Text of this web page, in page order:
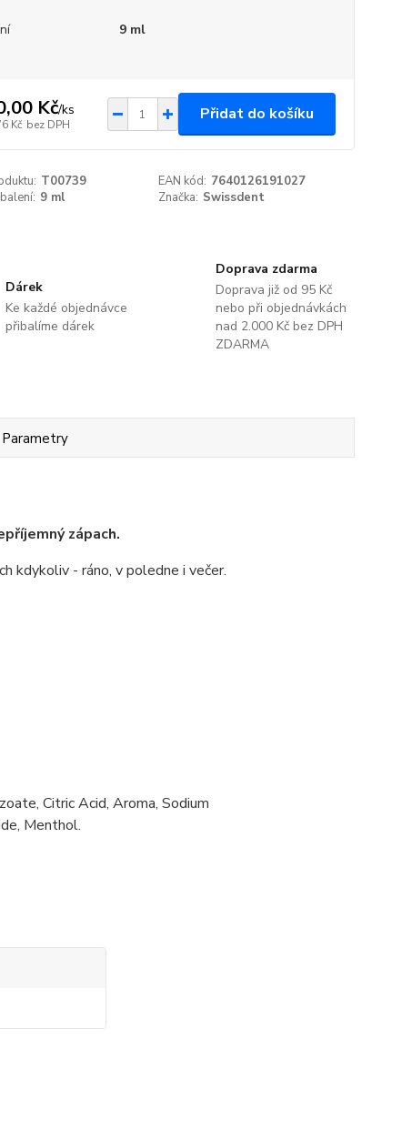
9 ml
Kč/ks
Kč bez DPH
Přidat do košíku
T00739 EAN kód: 7640126191027
9 ml Značka: Swissdent
Dárek
Ke každé objednávce
přibalíme dárek
Doprava zdarma
Doprava již od 95 Kč
nebo při objednávkách
nad 2.000 Kč bez DPH
ZDARMA
Parametry
zápach.
kdykoliv - ráno, v poledne i večer.
Citric Acid, Aroma, Sodium
Menthol.